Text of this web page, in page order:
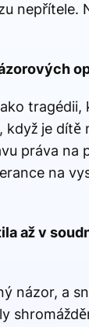
nepřítele.
je dítě
práva na
na
až v
názor, a